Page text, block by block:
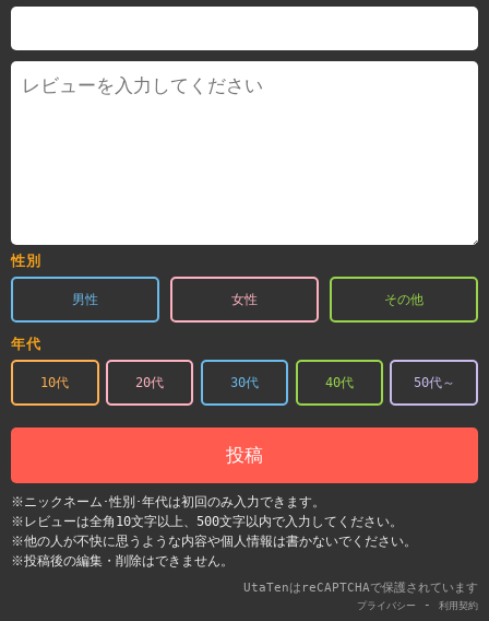
性別
男性 女性 その他
年代
10代 20代 30代 40代 50代～
投稿
※ニックネーム･性別･年代は初回のみ入力できます。
※レビューは全角10文字以上、500文字以内で入力してください。
※他の人が不快に思うような内容や個人情報は書かないでください。
※投稿後の編集・削除はできません。
UtaTenはreCAPTCHAで保護されています
プライバシー - 利用契約